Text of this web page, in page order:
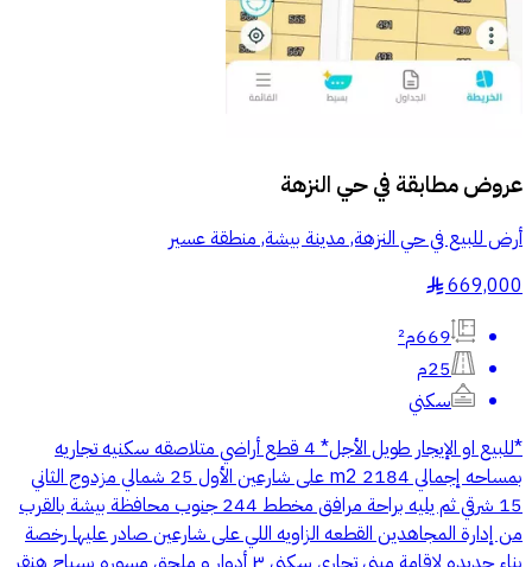
عروض مطابقة فيحي النزهة
أرض للبيع في حي النزهة, مدينة بيشة, منطقة عسير
669,000
§
669م²
25م
سكني
*للبيع او الإيجار طويل الأجل* 4 قطع أراضي متلاصقه سكنيه تجاريه
بمساحه إجمالي 2184 m2 على شارعين الأول 25 شمالي مزدوج الثاني
15 شرقي ثم يليه براحة مرافق مخطط 244 جنوب محافظة بيشة بالقرب
من إدارة المجاهدين القطعه الزاويه اللي على شارعين صادر عليها رخصة